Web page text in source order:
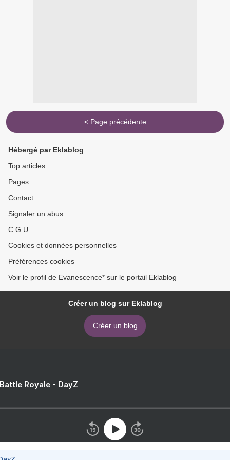
< Page précédente
Hébergé par Eklablog
Top articles
Pages
Contact
Signaler un abus
C.G.U.
Cookies et données personnelles
Préférences cookies
Voir le profil de Evanescence* sur le portail Eklablog
Créer un blog sur Eklablog
Créer un blog
Royale - DayZ